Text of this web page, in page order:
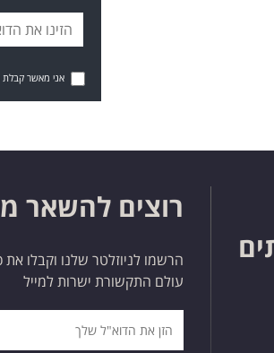
אני מאשר קבלת
רוצים להשאר
הרשמו לניוזלטר שלנו וקבלו
עולם התקשורת ישרות למייל